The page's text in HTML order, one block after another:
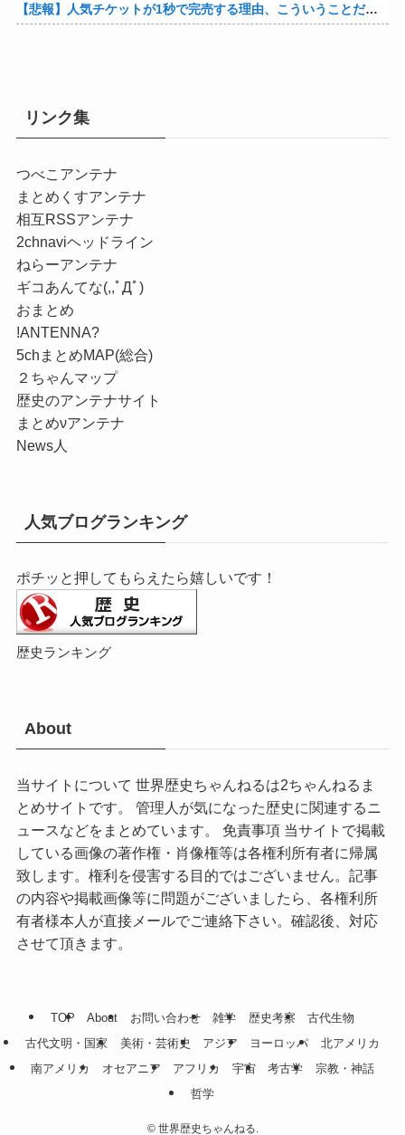
【悲報】人気チケットが1秒で完売する理由、こういうことだったｗｗｗｗ他
リンク集
つべこアンテナ
まとめくすアンテナ
相互RSSアンテナ
2chnaviヘッドライン
ねらーアンテナ
ギコあんてな(,,ﾟДﾟ)
おまとめ
!ANTENNA?
5chまとめMAP(総合)
２ちゃんマップ
歴史のアンテナサイト
まとめνアンテナ
News人
人気ブログランキング
ポチッと押してもらえたら嬉しいです！
歴史ランキング
About
当サイトについて 世界歴史ちゃんねるは2ちゃんねるま
とめサイトです。 管理人が気になった歴史に関連するニ
ュースなどをまとめています。 免責事項 当サイトで掲載
している画像の著作権・肖像権等は各権利所有者に帰属
致します。権利を侵害する目的ではございません。記事
の内容や掲載画像等に問題がございましたら、各権利所
有者様本人が直接メールでご連絡下さい。確認後、対応
させて頂きます。
TOP About お問い合わせ 雑学 歴史考察
古代生物
古代文明・国家
美術・芸術史 アジア ヨーロッパ
北アメリカ
南アメリカ
オセアニア アフリカ 宇宙 考古学
宗教・神話
哲学
©世界歴史ちゃんねる.